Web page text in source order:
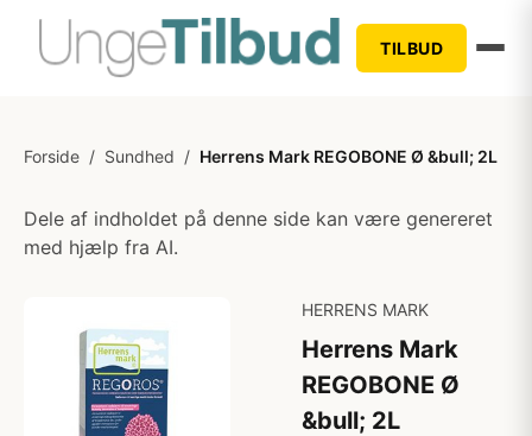
TILBUD
Forside / Sundhed / Herrens Mark REGOBONE Ø &bull; 2L
Dele af indholdet på denne side kan være genereret
med hjælp fra AI.
HERRENS MARK
Herrens Mark
REGOBONE Ø
&bull; 2L